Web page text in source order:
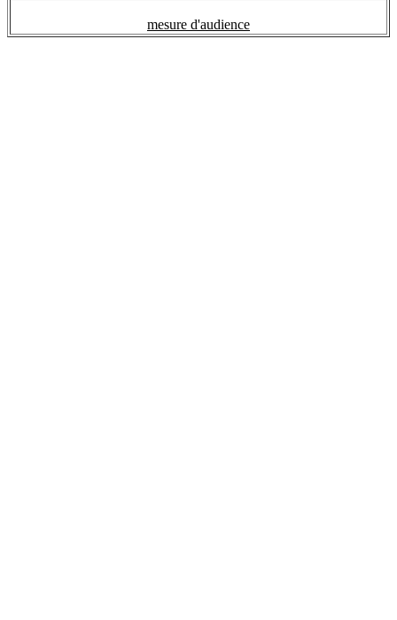
mesure d'audience